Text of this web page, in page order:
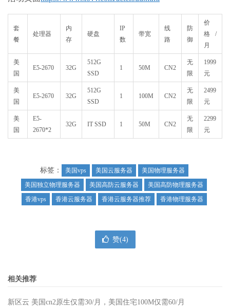
套
餐
处理器
内
存
硬盘
IP
数
带宽
线
路
防
御
价
格/
月
美
国
E5-2670 32G
512G
SSD
1 50M CN2
无
限
1999
元
美
国
E5-2670 32G
512G
SSD
1 100M CN2
无
限
2499
元
美
国
E5-
2670*2
32G IT SSD 1 50M CN2
无
限
2299
元
标签： 美国vps 美国云服务器
美国物理服务器
美国独立物理服务器
美国高防云服务器
美国高防物理服务器
香港vps
香港云服务器 香港云服务器推荐 香港物理服务器
赞(4)
相关推荐
新区云 美国cn2原生仅需30/月，美国住宅100M仅需60/月